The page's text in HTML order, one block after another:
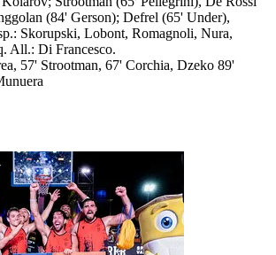
(84' Gerson); Defrel (65' Under),
Skorupski, Lobont, Romagnoli, Nura,
All.: Di Francesco.
57' Strootman, 67' Corchia, Dzeko 89'